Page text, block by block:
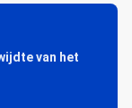
van het